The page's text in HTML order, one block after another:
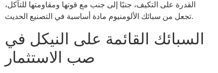
القدرة على التكيف، جنبًا إلى جنب مع قوتها ومقاومتها للتآكل،
تجعل من سبائك الألومنيوم مادة أساسية في التصنيع الحديث.
السبائك القائمة على النيكل في
صب الاستثمار